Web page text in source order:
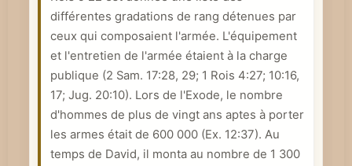
différentes gradations de rang détenues par
ceux qui composaient l'armée. L'équipement
et l'entretien de l'armée étaient à la charge
publique (2 Sam. 17:28, 29; 1 Rois 4:27; 10:16,
17; Jug. 20:10). Lors de l'Exode, le nombre
d'hommes de plus de vingt ans aptes à porter
les armes était de 600 000 (Ex. 12:37). Au
temps de David, il monta au nombre de 1 300